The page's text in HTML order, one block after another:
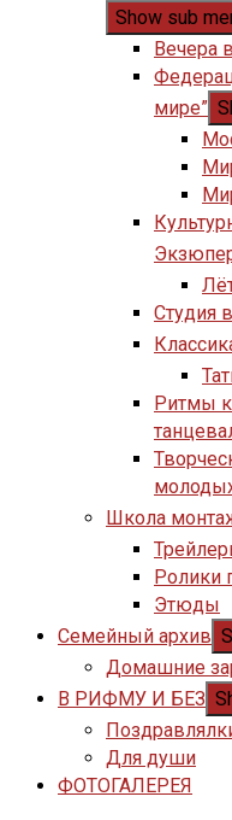
Show sub
Вечера
мире”
Студия
Ритмы
Школа
Ролики
Этюды
Семейный архив
Домашние
В РИФМУ И БЕЗ
Для души
ФОТОГАЛЕРЕЯ